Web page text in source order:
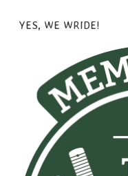
YES, WE WRIDE!